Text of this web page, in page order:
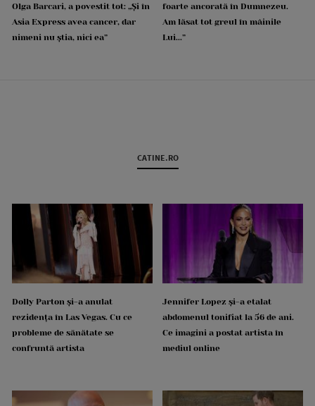
Olga Barcari, a povestit tot: „Și în
Asia Express avea cancer, dar
nimeni nu știa, nici ea”
foarte ancorată în Dumnezeu.
Am lăsat tot greul în mâinile
Lui...”
CATINE.RO
Dolly Parton și-a anulat
rezidența în Las Vegas. Cu ce
probleme de sănătate se
confruntă artista
Jennifer Lopez și-a etalat
abdomenul tonifiat la 56 de ani.
Ce imagini a postat artista în
mediul online